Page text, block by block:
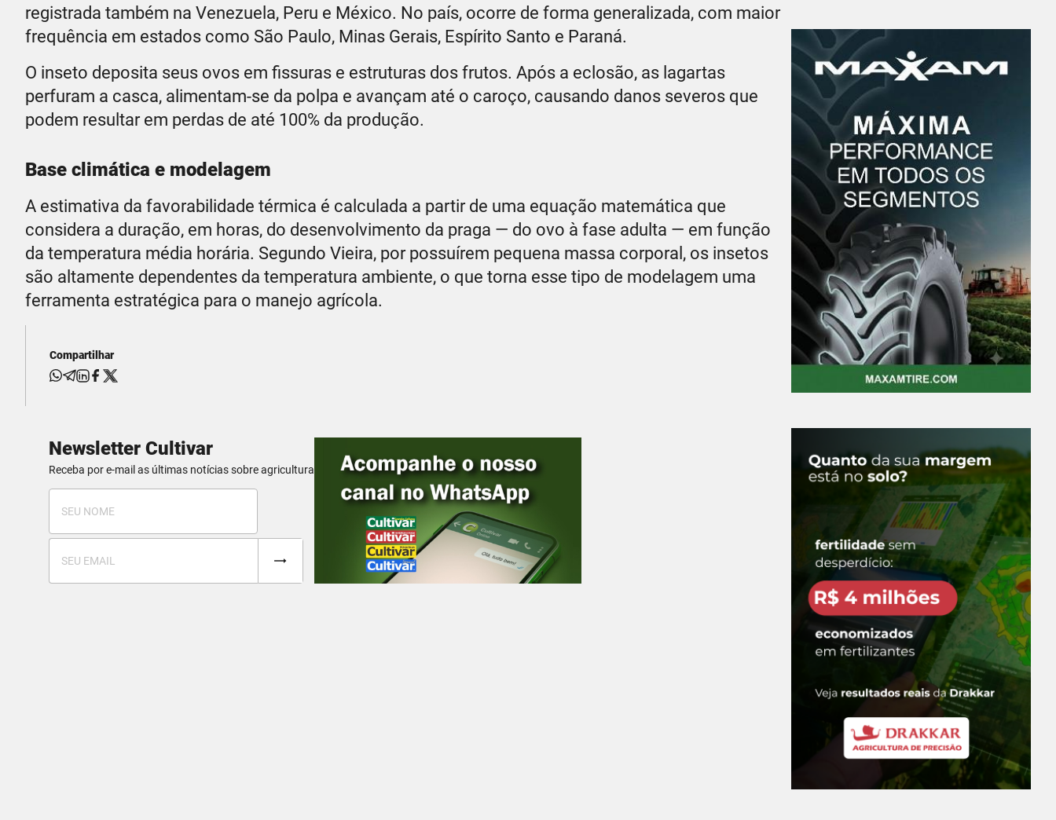
registrada também na Venezuela, Peru e México. No país, ocorre de forma generalizada, com maior
frequência em estados como São Paulo, Minas Gerais, Espírito Santo e Paraná.
O inseto deposita seus ovos em fissuras e estruturas dos frutos. Após a eclosão, as lagartas
perfuram a casca, alimentam-se da polpa e avançam até o caroço, causando danos severos que
podem resultar em perdas de até 100% da produção.
Base climática e modelagem
A estimativa da favorabilidade térmica é calculada a partir de uma equação matemática que
considera a duração, em horas, do desenvolvimento da praga — do ovo à fase adulta — em função
da temperatura média horária. Segundo Vieira, por possuírem pequena massa corporal, os insetos
são altamente dependentes da temperatura ambiente, o que torna esse tipo de modelagem uma
ferramenta estratégica para o manejo agrícola.
Compartilhar
Newsletter Cultivar
Receba por e-mail as últimas notícias sobre agricultura